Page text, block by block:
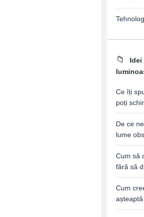
Idei
Ce îți
poți
De ce
lume
Cum să
fără să
Cum